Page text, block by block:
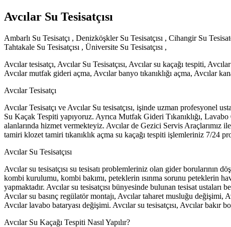
Avcılar Su Tesisatçısı
Ambarlı Su Tesisatçı , Denizköşkler Su Tesisatçısı , Cihangir Su
Tahtakale Su Tesisatçısı , Üniversite Su Tesisatçısı ,
Avcılar tesisatçı, Avcılar Su Tesisatçısı, Avcılar su kaçağı tespiti,
Avcılar mutfak gideri açma, Avcılar banyo tıkanıklığı açma, Avcılar
Avcılar Tesisatçı
Avcılar Tesisatçı ve Avcılar Su tesisatçısı, işinde uzman profesyonel
Su Kaçak Tespiti yapıyoruz. Ayrıca Mutfak Gideri Tıkanıklığı, Lavabo
alanlarında hizmet vermekteyiz. Avcılar de Gezici Servis Araçlarımız
tamiri klozet tamiri tıkanıklık açma su kaçağı tespiti işlemleriniz 7/24
Avcılar Su Tesisatçısı
Avcılar su tesisatçısı su tesisatı problemleriniz olan gider borularının
kombi kurulumu, kombi bakımı, peteklerin ısınma sorunu peteklerin
yapmaktadır. Avcılar su tesisatçısı bünyesinde bulunan tesisat
Avcılar su basınç regülatör montajı, Avcılar taharet musluğu değişimi,
Avcılar lavabo bataryası değişimi. Avcılar su tesisatçısı, Avcılar bakır
Avcılar Su Kaçağı Tespiti Nasıl Yapılır?